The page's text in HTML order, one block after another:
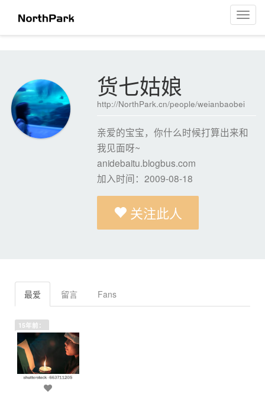
菜
单
货七姑娘
http://NorthPark.cn/people/weianbaobei
亲爱的宝宝，你什么时候打算出来和
我见面呀~
anidebaitu.blogbus.com
加入时间：2009-08-18
关注此人
最爱 留言 Fans
15年前：